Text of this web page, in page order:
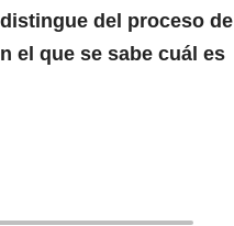
del proceso de
el que se sabe cuál es